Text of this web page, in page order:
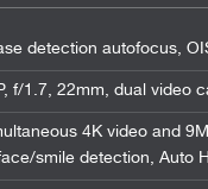
4K video and
smile detection, Auto